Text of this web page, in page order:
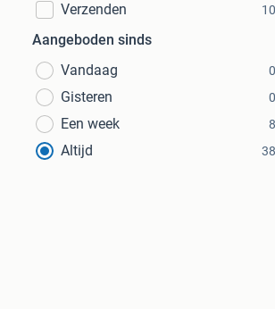
Verzenden 10
Aangeboden sinds
Vandaag
0
Gisteren 0
Een week 8
Altijd 38